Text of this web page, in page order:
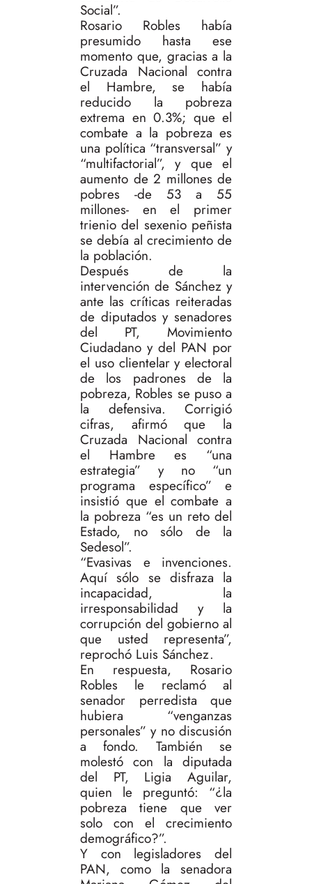
Social”.
Rosario Robles había
presumido hasta ese
momento que, gracias a la
Cruzada Nacional contra
el Hambre, se había
reducido la pobreza
extrema en 0.3%; que el
combate a la pobreza es
una política “transversal” y
“multifactorial”, y que el
aumento de 2 millones de
pobres -de 53 a 55
millones- en el primer
trienio del sexenio peñista
se debía al crecimiento de
la población.
Después de la
intervención de Sánchez y
ante las críticas reiteradas
de diputados y senadores
del PT, Movimiento
Ciudadano y del PAN por
el uso clientelar y electoral
de los padrones de la
pobreza, Robles se puso a
la defensiva. Corrigió
cifras, afirmó que la
Cruzada Nacional contra
el Hambre es “una
estrategia” y no “un
programa específico” e
insistió que el combate a
la pobreza “es un reto del
Estado, no sólo de la
Sedesol”.
“Evasivas e invenciones.
Aquí sólo se disfraza la
incapacidad, la
irresponsabilidad y la
corrupción del gobierno al
que usted representa”,
reprochó Luis Sánchez.
En respuesta, Rosario
Robles le reclamó al
senador perredista que
hubiera “venganzas
personales” y no discusión
a fondo. También se
molestó con la diputada
del PT, Ligia Aguilar,
quien le preguntó: “¿la
pobreza tiene que ver
solo con el crecimiento
demográfico?”.
Y con legisladores del
PAN, como la senadora